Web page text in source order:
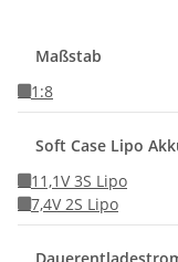
Maßstab
1:8
Soft Case Lipo
11,1V 3S Lipo
7,4V 2S Lipo